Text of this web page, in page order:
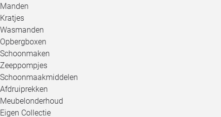
Manden
Kratjes
Wasmanden
Opbergboxen
Schoonmaken
Zeeppompjes
Schoonmaakmiddelen
Afdruiprekken
Meubelonderhoud
Eigen Collectie